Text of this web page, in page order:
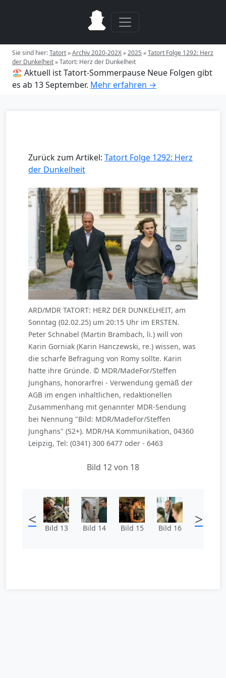
Sie sind hier:Tatort»Archiv 2020-202X»2025 »Tatort Folge 1292: Herz
der Dunkelheit»Tatort: Herz der Dunkelheit
🏖️ Aktuell ist Tatort-Sommerpause Neue Folgen gibt
es ab 13 September. Mehr erfahren →
Zurück zum Artikel: Tatort Folge 1292: Herz
der Dunkelheit
ARD/MDR TATORT: HERZ DER DUNKELHEIT, am
Sonntag (02.02.25) um 20:15 Uhr im ERSTEN.
Peter Schnabel (Martin Brambach, li.) will von
Karin Gorniak (Karin Hanczewski, re.) wissen, was
die scharfe Befragung von Romy sollte. Karin
hatte ihre Gründe. © MDR/MadeFor/Steffen
Junghans, honorarfrei - Verwendung gemäß der
AGB im engen inhaltlichen, redaktionellen
Zusammenhang mit genannter MDR-Sendung
bei Nennung "Bild: MDR/MadeFor/Steffen
Junghans" (S2+). MDR/HA Kommunikation, 04360
Leipzig, Tel: (0341) 300 6477 oder - 6463
Bild 12 von 18
< Bild 13 Bild 14 Bild 15 Bild 16 >